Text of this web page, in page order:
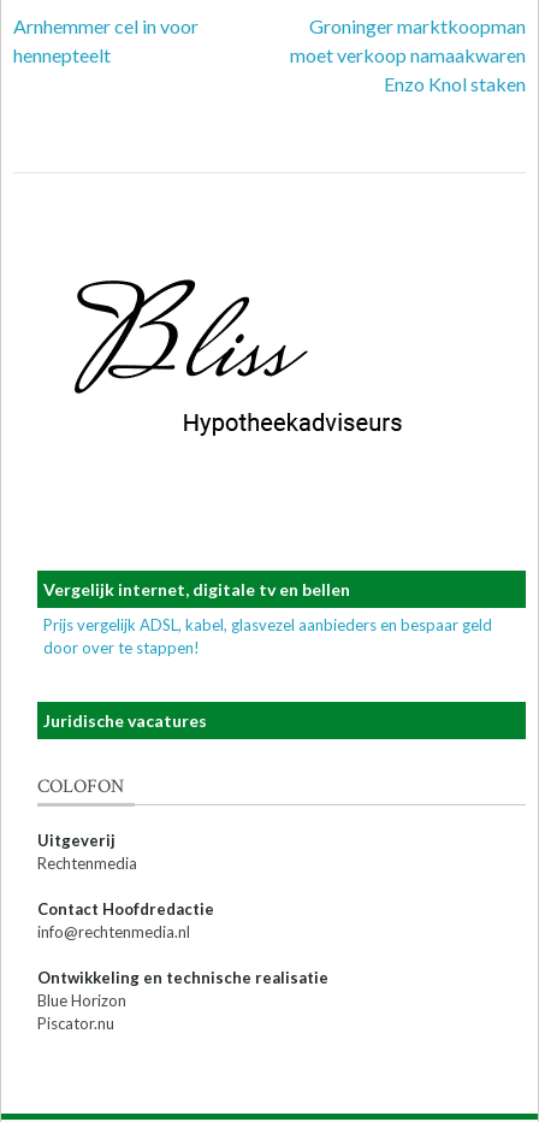
Arnhemmer cel in voor
hennepteelt
Groninger marktkoopman
moet verkoop namaakwaren
Enzo Knol staken
Vergelijk internet, digitale tv en bellen
Prijs vergelijk ADSL, kabel, glasvezel aanbieders en bespaar geld
door over te stappen!
Juridische vacatures
COLOFON
Uitgeverij
Rechtenmedia
Contact Hoofdredactie
info@rechtenmedia.nl
Ontwikkeling en technische realisatie
Blue Horizon
Piscator.nu